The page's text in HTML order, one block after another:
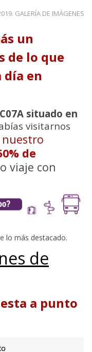
GALERÍA DE IMÁGENES
un
de lo que
día en
situado en
visitarnos
nuestro
de
viaje con
lo más destacado.
de
a punto